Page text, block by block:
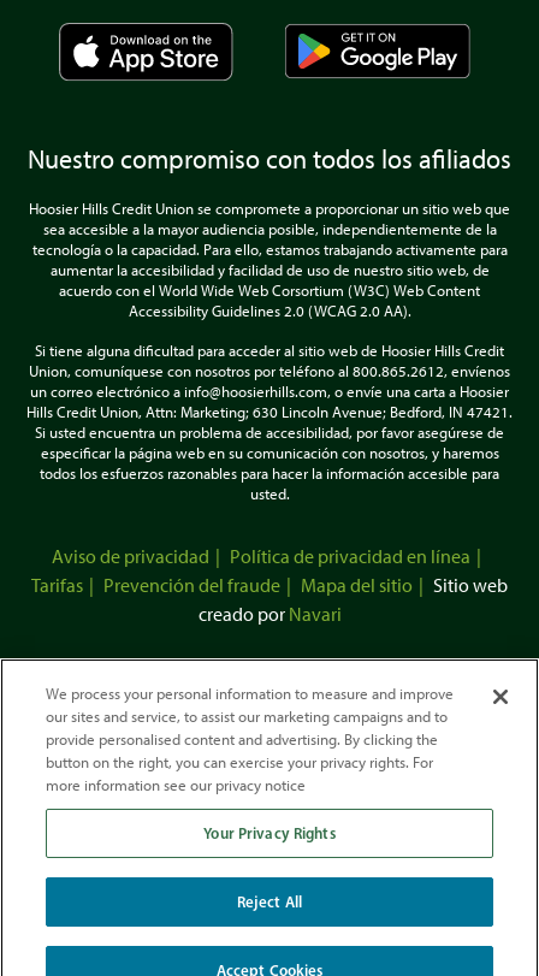
Nuestro compromiso con todos los afiliados
Hoosier Hills Credit Union se compromete a proporcionar un sitio web que
sea accesible a la mayor audiencia posible, independientemente de la
tecnología o la capacidad. Para ello, estamos trabajando activamente para
aumentar la accesibilidad y facilidad de uso de nuestro sitio web, de
acuerdo con el World Wide Web Corsortium (W3C) Web Content
Accessibility Guidelines 2.0 (WCAG 2.0 AA).
Si tiene alguna dificultad para acceder al sitio web de Hoosier Hills Credit
Union, comuníquese con nosotros por teléfono al 800.865.2612, envíenos
un correo electrónico a info@hoosierhills.com, o envíe una carta a Hoosier
Hills Credit Union, Attn: Marketing; 630 Lincoln Avenue; Bedford, IN 47421.
Si usted encuentra un problema de accesibilidad, por favor asegúrese de
especificar la página web en su comunicación con nosotros, y haremos
todos los esfuerzos razonables para hacer la información accesible para
usted.
Aviso de privacidad
Política de privacidad en línea
Tarifas
Prevención del fraude Mapa del sitio
Sitio web
creado por Navari
Esta cooperativa de crédito cuenta con el seguro federal de la
Desarrollamos nuestra actividad de conformidad con la Ley de Vivienda
de Oportunidades
We process your personal information to measure and improve
our sites and service, to assist our marketing campaigns and to
provide personalised content and advertising. By clicking the
button on the right, you can exercise your privacy rights. For
more information see our privacy notice
Your Privacy Rights
Reject All
Accept Cookies